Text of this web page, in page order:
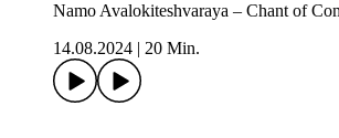
Namo Avalokiteshvaraya – Chant of
14.08.2024
20 Min.